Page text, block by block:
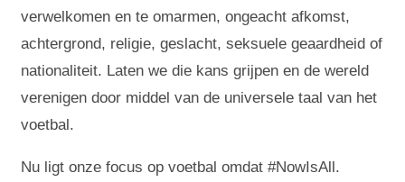
verwelkomen en te omarmen, ongeacht afkomst,
achtergrond, religie, geslacht, seksuele geaardheid of
nationaliteit. Laten we die kans grijpen en de wereld
verenigen door middel van de universele taal van het
voetbal.
Nu ligt onze focus op voetbal omdat #NowIsAll.